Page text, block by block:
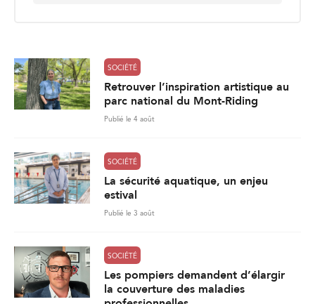
SOCIÉTÉ
Retrouver l’inspiration artistique au
parc national du Mont-Riding
Publié le 4 août
SOCIÉTÉ
La sécurité aquatique, un enjeu
estival
Publié le 3 août
SOCIÉTÉ
Les pompiers demandent d’élargir
la couverture des maladies